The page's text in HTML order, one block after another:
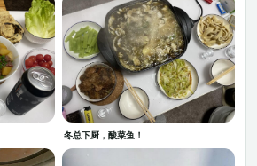
冬总下厨，酸菜鱼！